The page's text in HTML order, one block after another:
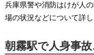
兵庫県警や消防はけが人
場の状況などについて詳し
朝霧駅で人身事